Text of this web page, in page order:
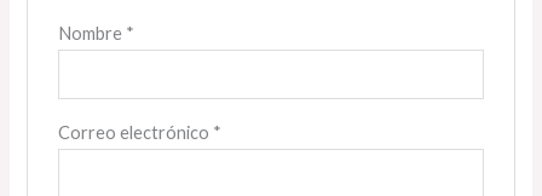
Nombre *
Correo electrónico *